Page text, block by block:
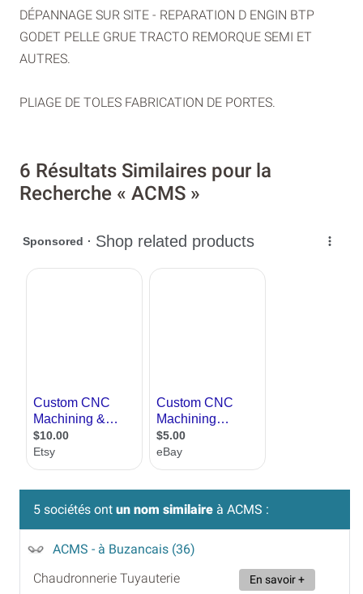
DÉPANNAGE SUR SITE - REPARATION D ENGIN BTP
GODET PELLE GRUE TRACTO REMORQUE SEMI ET
AUTRES.
PLIAGE DE TOLES FABRICATION DE PORTES.
6 Résultats Similaires pour la
Recherche « ACMS »
5 sociétés ont un nom similaire à ACMS :
ACMS - à Buzancais (36)
Chaudronnerie Tuyauterie
En savoir +